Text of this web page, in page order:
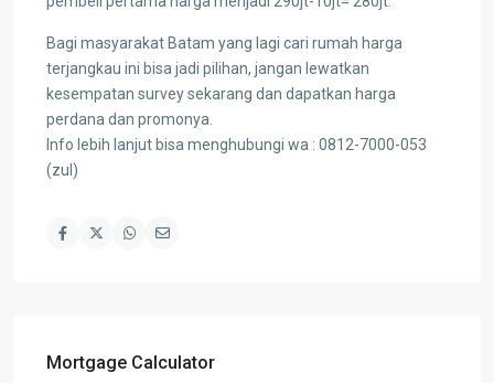
Bagi masyarakat Batam yang lagi cari rumah harga
terjangkau ini bisa jadi pilihan, jangan lewatkan
kesempatan survey sekarang dan dapatkan harga
perdana dan promonya.
Info lebih lanjut bisa menghubungi wa : 0812-7000-053
(zul)
Mortgage Calculator